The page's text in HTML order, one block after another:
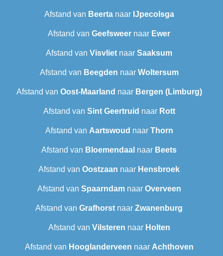
Afstand van Beertanaar IJpecolsga
Afstand van Geefsweer naar Ewer
Afstand van Visvliet naar Saaksum
Afstand van Beegden naar Woltersum
Afstand van Oost-Maarland naar Bergen (Limburg)
Afstand van Sint Geertruid naar Rott
Afstand van Aartswoud naar Thorn
Afstand van Bloemendaal naar Beets
Afstand van Oostzaan naar Hensbroek
Afstand van Spaarndamnaar Overveen
Afstand van Grafhorst naar Zwanenburg
Afstand van Vilsteren naar Holten
Afstand van Hooglanderveen naar Achthoven